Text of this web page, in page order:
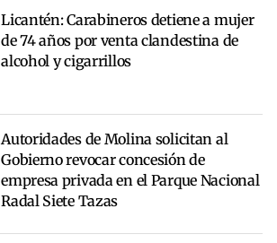
Licantén: Carabineros detiene a mujer
de 74 años por venta clandestina de
alcohol y cigarrillos
Autoridades de Molina solicitan al
Gobierno revocar concesión de
empresa privada en el Parque Nacional
Radal Siete Tazas